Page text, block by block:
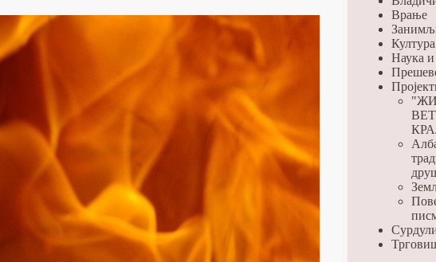
Врање
Култура
Наука